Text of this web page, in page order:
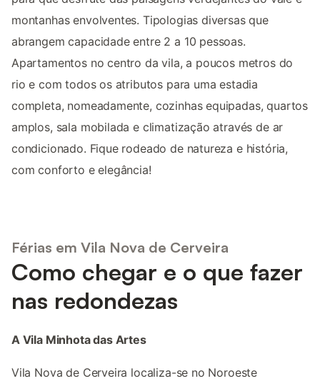
montanhas envolventes. Tipologias diversas que
abrangem capacidade entre 2 a 10 pessoas.
Apartamentos no centro da vila, a poucos metros do
rio e com todos os atributos para uma estadia
completa, nomeadamente, cozinhas equipadas, quartos
amplos, sala mobilada e climatização através de ar
condicionado. Fique rodeado de natureza e história,
com conforto e elegância!
Férias em Vila Nova de Cerveira
Como chegar e o que fazer
nas redondezas
A Vila Minhota das Artes
Vila Nova de Cerveira localiza-se no Noroeste